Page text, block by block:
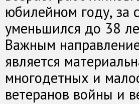
юбилейном году, за
уменьшился до 38
Важным
является
многодетных и
ветеранов войны и